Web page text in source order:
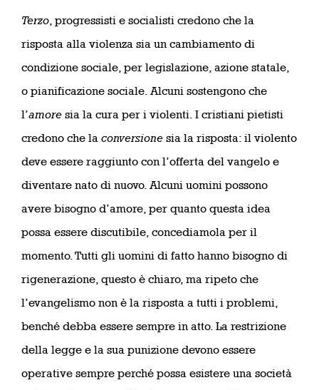
Terzo , progressisti e socialisti credono che la
risposta alla violenza sia un cambiamento di
condizione sociale, per legislazione, azione statale,
o pianificazione sociale. Alcuni sostengono che
l’amore sia la cura per i violenti. I cristiani pietisti
credono che la conversione sia la risposta: il violento
deve essere raggiunto con l’offerta del vangelo e
diventare nato di nuovo. Alcuni uomini possono
avere bisogno d’amore, per quanto questa idea
possa essere discutibile, concediamola per il
momento. Tutti gli uomini di fatto hanno bisogno di
rigenerazione, questo è chiaro, ma ripeto che
l’evangelismo non è la risposta a tutti i problemi,
benché debba essere sempre in atto. La restrizione
della legge e la sua punizione devono essere
operative sempre perché possa esistere una società